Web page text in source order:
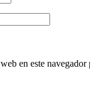
en este